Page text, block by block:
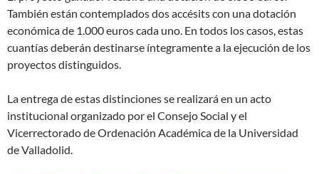
También están contemplados dos accésits con una dotación
económica de 1.000 euros cada uno. En todos los casos, estas
cuantías deberán destinarse íntegramente a la ejecución de los
proyectos distinguidos.
La entrega de estas distinciones se realizará en un acto
institucional organizado por el Consejo Social y el
Vicerrectorado de Ordenación Académica de la Universidad
de Valladolid.